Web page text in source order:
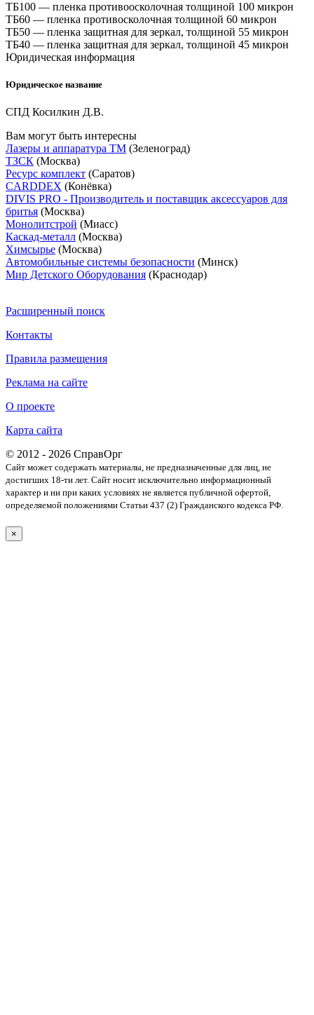
ТБ100 — пленка противоосколочная толщиной 100 микрон
ТБ60 — пленка противосколочная толщиной 60 микрон
ТБ50 — пленка защитная для зеркал, толщиной 55 микрон
ТБ40 — пленка защитная для зеркал, толщиной 45 микрон
Юридическая информация
Юридическое название
СПД Косилкин Д.В.
Вам могут быть интересны
Лазеры и аппаратура ТМ (Зеленоград)
ТЗСК (Москва)
Ресурс комплект (Саратов)
CARDDEX (Конёвка)
DIVIS PRO - Производитель и поставщик аксессуаров для
бритья (Москва)
Монолитстрой (Миасс)
Каскад-металл (Москва)
Химсырье (Москва)
Автомобильные системы безопасности (Минск)
Мир Детского Оборудования (Краснодар)
Расширенный поиск
Контакты
Правила размещения
Реклама на сайте
О проекте
Карта сайта
© 2012 - 2026 СправОрг
Сайт может содержать материалы, не предназначенные для лиц, не
достигших 18-ти лет. Cайт носит исключительно информационный
характер и ни при каких условиях не является публичной офертой,
определяемой положениями Статьи 437 (2) Гражданского кодекса РФ.
×